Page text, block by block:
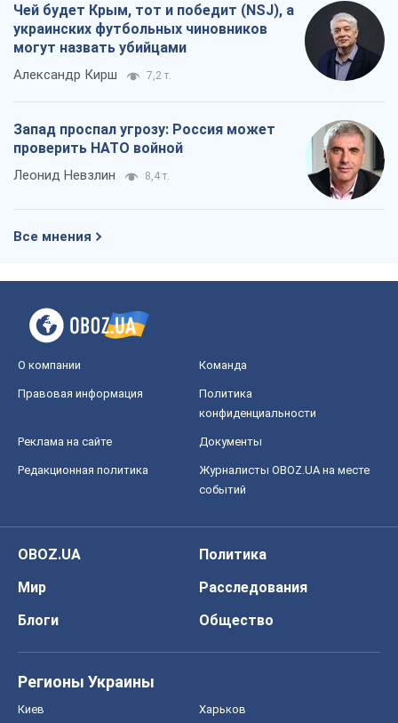
Чей будет Крым, тот и победит (NSJ), а
украинских футбольных чиновников
могут назвать убийцами
Александр Кирш 7,2 т.
Запад проспал угрозу: Россия может
проверить НАТО войной
Леонид Невзлин 8,4 т.
Все мнения
О компании Команда
Правовая информация
Политика
конфиденциальности
Реклама на сайте Документы
Редакционная политика
Журналисты OBOZ.UA на месте
событий
OBOZ.UA
Политика
Мир
Расследования
Блоги
Общество
Регионы Украины
Киев Харьков